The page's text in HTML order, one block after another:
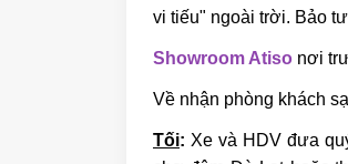
vi tiếu" ngoài trời. Bảo
Showroom Atiso nơi
Về nhận phòng khách
Tối: Xe và HDV đưa